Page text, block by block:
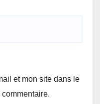
et mon site dans le